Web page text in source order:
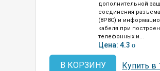
дополнительной
соединения
(8P8C) и
кабеля при
телефонных и...
Цена: 4.3 o
В КОРЗИНУ Купить в